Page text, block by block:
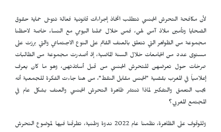
لأن مكافحة التحرش الجنسي تتطلب اتخاذ إجراءات قانونية فعالة تتوخى حماية حقوق
الضحايا وتأمين ملاذ آمن لهن، فمن خلال عملنا اليومي مع النساء خاصة لاحظنا
مجموعة من الظواهر التي تتعلق بالعنف القائم على النوع الاجتماعي والتي برزت على
مستوى عدد من الجامعات خلال السنة الماضية، إذ أصدرت مجموعة من الطالبات
صرخات حول تعرضهن للتحرش الجنسي من قبل أساتذتهن، وهو ما كان يعرف
إعلامياً في المغرب بقضية "الجنس مقابل النقط"، من هنا جاءت الفكرة للجمعية أنه
يجب التعمق والتفكير لماذا تنتشر ظاهرة التحرش الجنسي والعنف بشكل عام في
المجتمع المغربي؟
وللوقوف على الظاهرة، نظمنا عام 2022 ندوة وطنية، تطرقنا فيها لموضوع التحرش